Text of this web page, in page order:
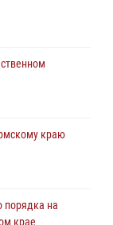
краю
порядка на
крае